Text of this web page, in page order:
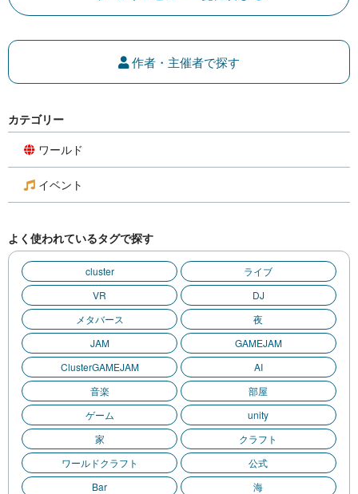
作者・主催者で探す
カテゴリー
ワールド
イベント
よく使われているタグで探す
cluster
ライブ
VR
DJ
メタバース
夜
JAM
GAMEJAM
ClusterGAMEJAM
AI
音楽
部屋
ゲーム
unity
家
クラフト
ワールドクラフト
公式
Bar
海